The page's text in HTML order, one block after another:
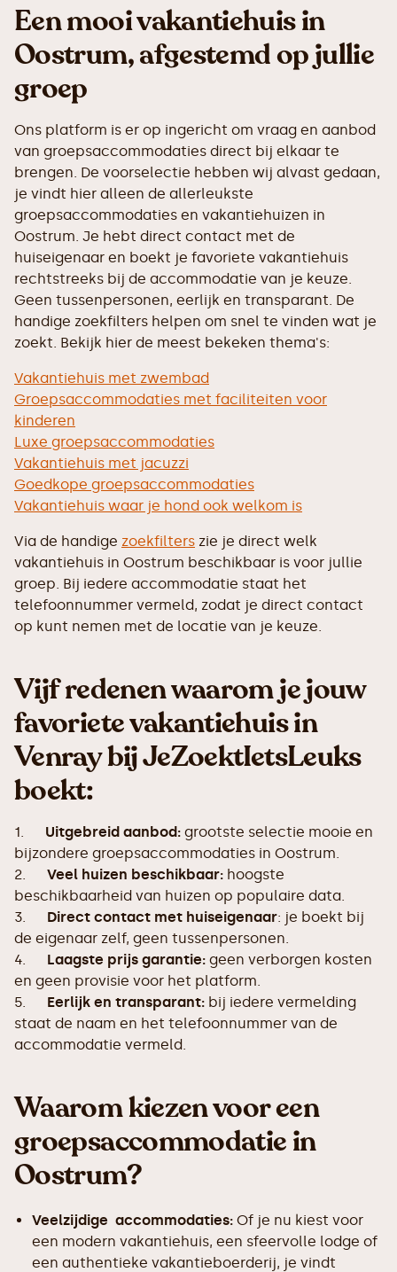
Een mooi vakantiehuis in
Oostrum, afgestemd op jullie
groep
Ons platform is er op ingericht om vraag en aanbod
van groepsaccommodaties direct bij elkaar te
brengen. De voorselectie hebben wij alvast gedaan,
je vindt hier alleen de allerleukste
groepsaccommodaties en vakantiehuizen in
Oostrum. Je hebt direct contact met de
huiseigenaar en boekt je favoriete vakantiehuis
rechtstreeks bij de accommodatie van je keuze.
Geen tussenpersonen, eerlijk en transparant. De
handige zoekfilters helpen om snel te vinden wat je
zoekt. Bekijk hier de meest bekeken thema's:
Vakantiehuis met zwembad
Groepsaccommodaties met faciliteiten voor
kinderen
Luxe groepsaccommodaties
Vakantiehuis met jacuzzi
Goedkope groepsaccommodaties
Vakantiehuis waar je hond ook welkom is
Via de handige zoekfilters zie je direct welk
vakantiehuis in Oostrum beschikbaar is voor jullie
groep. Bij iedere accommodatie staat het
telefoonnummer vermeld, zodat je direct contact
op kunt nemen met de locatie van je keuze.
Vijf redenen waarom je jouw
favoriete vakantiehuis in
Venray bij JeZoektIetsLeuks
boekt:
1. Uitgebreid aanbod: grootste selectie mooie en
bijzondere groepsaccommodaties in Oostrum.
2. Veel huizen beschikbaar: hoogste
beschikbaarheid van huizen op populaire data.
3. Direct contact met huiseigenaar: je boekt bij
de eigenaar zelf, geen tussenpersonen.
4. Laagste prijs garantie: geen verborgen kosten
en geen provisie voor het platform.
5. Eerlijk en transparant: bij iedere vermelding
staat de naam en het telefoonnummer van de
accommodatie vermeld.
Waarom kiezen voor een
groepsaccommodatie in
Oostrum?
Veelzijdige accommodaties: Of je nu kiest voor
een modern vakantiehuis, een sfeervolle lodge of
een authentieke vakantieboerderij, je vindt